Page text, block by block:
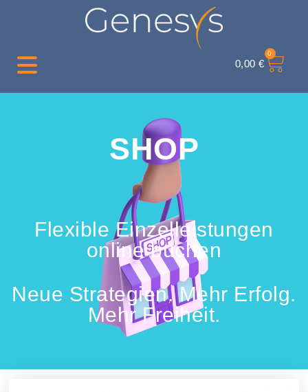
0,00 €
0
SHOP
Flexible Einzelleistungen
online buchen
Neue Strategien. Mehr Erfolg.
Mehr Freiheit.